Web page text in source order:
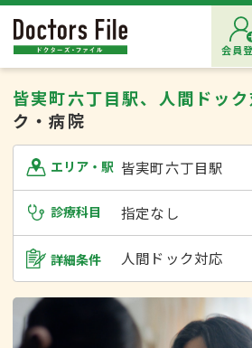
会員
皆実町六丁目駅、人間ドッ
ク・病院
エリア・駅 皆実町六丁目駅
診療科目 指定なし
詳細条件 人間ドック対応